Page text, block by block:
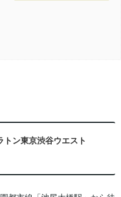
ン東京渋谷ウエスト